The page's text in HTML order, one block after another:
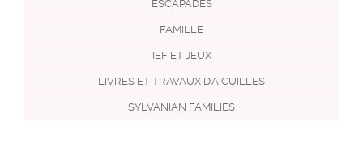
ESCAPADES
FAMILLE
IEF ET JEUX
LIVRES ET TRAVAUX D'AIGUILLES
SYLVANIAN FAMILIES